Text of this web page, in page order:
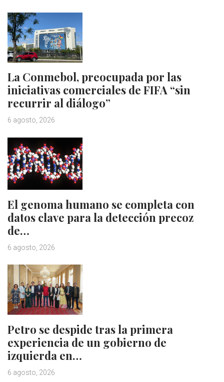
La Conmebol, preocupada por las
iniciativas comerciales de FIFA “sin
recurrir al diálogo”
6 agosto, 2026
El genoma humano se completa con
datos clave para la detección precoz
de…
6 agosto, 2026
Petro se despide tras la primera
experiencia de un gobierno de
izquierda en…
6 agosto, 2026